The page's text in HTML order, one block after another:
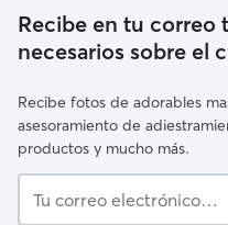
Recibe en tu correo
necesarios sobre el
Recibe fotos de adorables
asesoramiento de
productos y mucho más.
correo